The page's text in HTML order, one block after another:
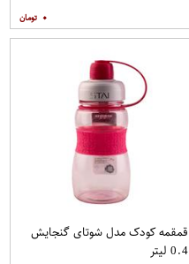
۰
قمقمه کودک مدل شوتای گنجایش
0.4 لیتر